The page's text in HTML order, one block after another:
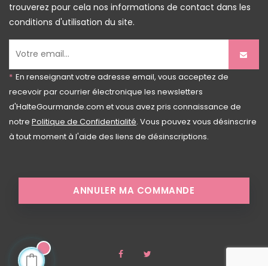
trouverez pour cela nos informations de contact dans les
conditions d'utilisation du site.
* En renseignant votre adresse email, vous acceptez de
recevoir par courrier électronique les newsletters
d'HalteGourmande.com et vous avez pris connaissance de
notre Politique de Confidentialité. Vous pouvez vous désinscrire
à tout moment à l'aide des liens de désinscriptions.
ANNULER MA COMMANDE
Facebook